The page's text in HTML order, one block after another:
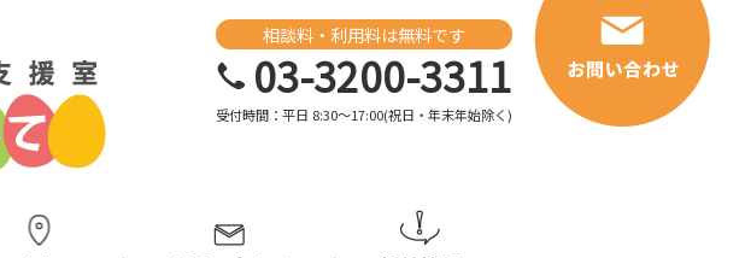
相談料・利用料は無料です
03-3200-3311
受付時間：平日 8:30～17:00(祝日・年末年始除く)